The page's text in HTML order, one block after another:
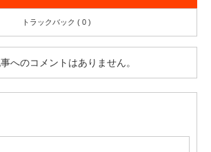
トラックバック ( 0 )
へのコメントはありません。